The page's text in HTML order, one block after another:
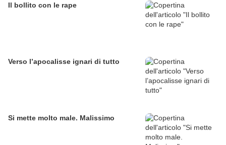
Il bollito con le rape
Verso l’apocalisse ignari di tutto
Si mette molto male. Malissimo